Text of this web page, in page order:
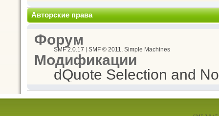
Авторские права
Форум
SMF 2.0.17 SMF © 2011, Simple Machines
Модификации
dQuote Selection and